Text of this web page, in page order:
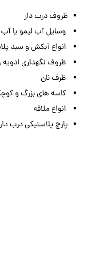
ظروف درب دار
وسایل آب لیمو یا آب
انواع آبکش و سبد
ظروف نگهداری
ظرف نان
کاسه های بزرگ و
انواع ملاقه
پارچ پلاستیکی درب دار